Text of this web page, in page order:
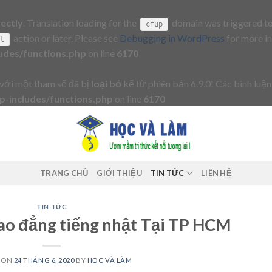
. Translation loading for the cfup
domain was triggered
action or later. Please see Debugging in WordPress for more
functions.php on line 6170
một tham số đã bị loại bỏ kể từ phiên bản 6.9.0! Các bình
includes/functions.php on line 6170
TRANG CHỦ GIỚI THIỆU TIN TỨC LIÊN HỆ
TIN TỨC
đẳng tiếng nhật Tại TP HCM
ON 24 THÁNG 6, 2020BY HỌC VÀ LÀM